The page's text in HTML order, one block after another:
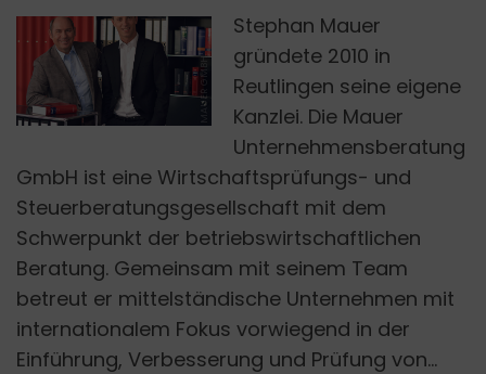
MAUER GMBH
Stephan Mauer
gründete 2010 in
Reutlingen seine eigene
Kanzlei. Die Mauer
Unternehmensberatung
GmbH ist eine Wirtschaftsprüfungs- und
Steuerberatungsgesellschaft mit dem
Schwerpunkt der betriebswirtschaftlichen
Beratung. Gemeinsam mit seinem Team
betreut er mittelständische Unternehmen mit
internationalem Fokus vorwiegend in der
Einführung, Verbesserung und Prüfung von...